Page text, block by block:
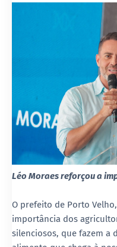
Léo Moraes reforçou a
O prefeito de Porto
importância dos
silenciosos, que fazem a